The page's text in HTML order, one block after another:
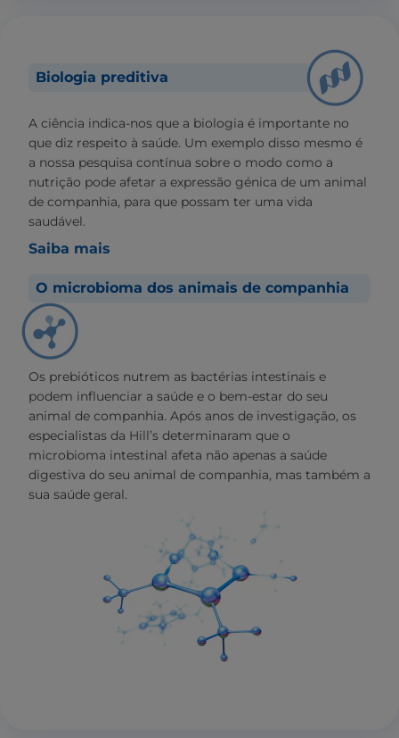
Biologia preditiva
A ciência indica-nos que a biologia é importante no
que diz respeito à saúde. Um exemplo disso mesmo é
a nossa pesquisa contínua sobre o modo como a
nutrição pode afetar a expressão génica de um animal
de companhia, para que possam ter uma vida
saudável.
Saiba mais
O microbioma dos animais de companhia
Os prebióticos nutrem as bactérias intestinais e
podem influenciar a saúde e o bem-estar do seu
animal de companhia. Após anos de investigação, os
especialistas da Hill’s determinaram que o
microbioma intestinal afeta não apenas a saúde
digestiva do seu animal de companhia, mas também a
sua saúde geral.